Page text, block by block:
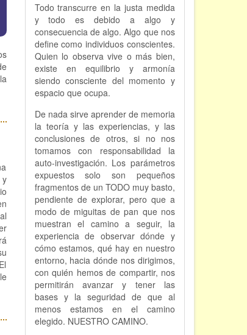
Todo transcurre en la justa medida
y todo es debido a algo y
consecuencia de algo. Algo que nos
define como individuos conscientes.
Quien lo observa vive o más bien,
existe en equilibrio y armonía
siendo consciente del momento y
espacio que ocupa.
De nada sirve aprender de memoria
la teoría y las experiencias, y las
conclusiones de otros, si no nos
tomamos con responsabilidad la
auto-investigación. Los parámetros
expuestos solo son pequeños
fragmentos de un TODO muy basto,
pendiente de explorar, pero que a
modo de miguitas de pan que nos
muestran el camino a seguir, la
experiencia de observar dónde y
cómo estamos, qué hay en nuestro
entorno, hacia dónde nos dirigimos,
con quién hemos de compartir, nos
permitirán avanzar y tener las
bases y la seguridad de que al
menos estamos en el camino
elegido. NUESTRO CAMINO.